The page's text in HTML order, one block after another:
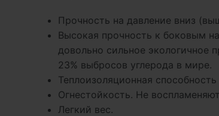
Прочность на давление вниз
Высокая прочность к боковым
довольно сильное экологичное
23% выбросов углерода в мире.
Теплоизоляционная
Огнестойкость. Не
Легкий вес.